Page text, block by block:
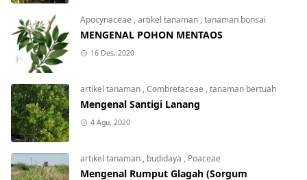
Apocynaceae ,artikel tanaman ,tanaman bonsai
MENGENAL POHON MENTAOS
16 Des, 2020
artikel tanaman ,Combretaceae ,tanaman bertuah
Mengenal Santigi Lanang
4 Agu, 2020
artikel tanaman , budidaya , Poaceae
Mengenal Rumput Glagah (Sorgum